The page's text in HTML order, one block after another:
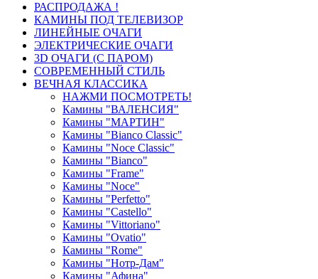
РАСПРОДАЖА !
КАМИНЫ ПОД ТЕЛЕВИЗОР
ЛИНЕЙНЫЕ ОЧАГИ
ЭЛЕКТРИЧЕСКИЕ ОЧАГИ
3D ОЧАГИ (С ПАРОМ)
СОВРЕМЕННЫЙ СТИЛЬ
ВЕЧНАЯ КЛАССИКА
НАЖМИ ПОСМОТРЕТЬ!
Камины "ВАЛЕНСИЯ"
Камины "МАРТИН"
Камины "Bianco Classic"
Камины "Noce Classic"
Камины "Bianco"
Камины "Frame"
Камины "Noce"
Камины "Perfetto"
Камины "Castello"
Камины "Vittoriano"
Камины "Ovatio"
Камины "Rome"
Камины "Нотр-Дам"
Камины "Афина"